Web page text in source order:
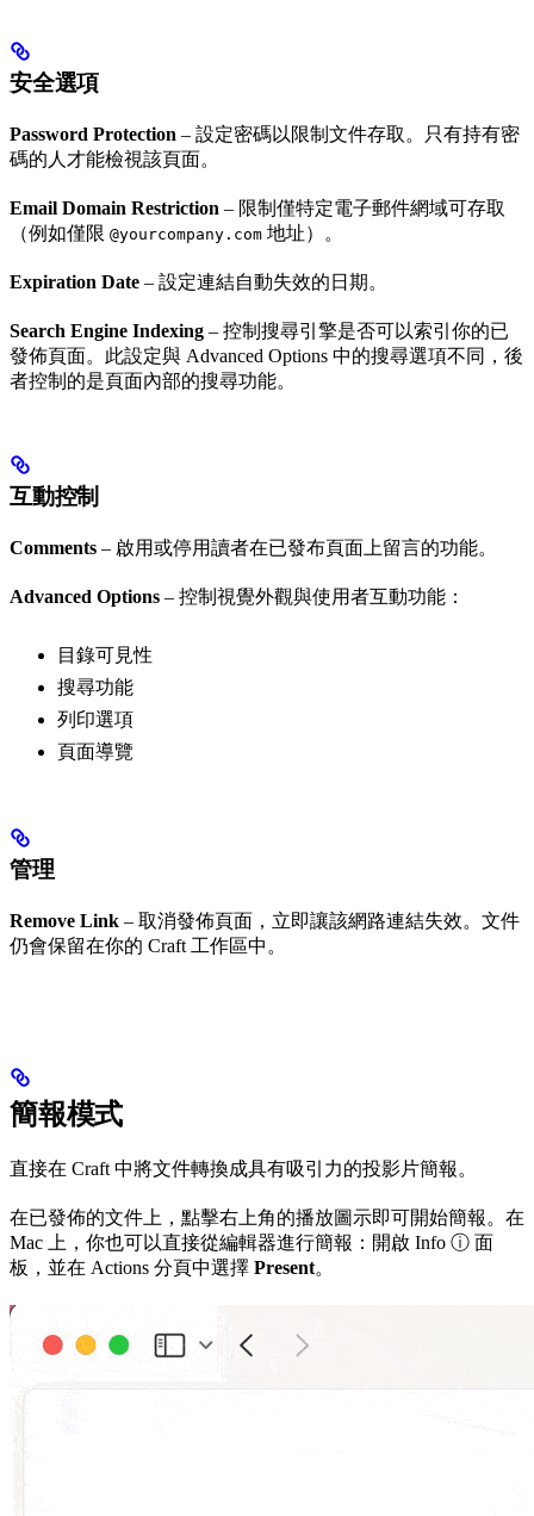
安全選項
Password Protection – 設定密碼以限制文件存取。只有持有密
碼的人才能檢視該頁面。
Email Domain Restriction – 限制僅特定電子郵件網域可存取
（例如僅限 @yourcompany.com 地址）。
Expiration Date – 設定連結自動失效的日期。
Search Engine Indexing – 控制搜尋引擎是否可以索引你的已
發佈頁面。此設定與 Advanced Options 中的搜尋選項不同，後
者控制的是頁面內部的搜尋功能。
互動控制
Comments – 啟用或停用讀者在已發布頁面上留言的功能。
Advanced Options – 控制視覺外觀與使用者互動功能：
目錄可見性
搜尋功能
列印選項
頁面導覽
管理
Remove Link – 取消發佈頁面，立即讓該網路連結失效。文件
仍會保留在你的 Craft 工作區中。
簡報模式
直接在 Craft 中將文件轉換成具有吸引力的投影片簡報。
在已發佈的文件上，點擊右上角的播放圖示即可開始簡報。在
Mac 上，你也可以直接從編輯器進行簡報：開啟 Info ⓘ 面
板，並在 Actions 分頁中選擇 Present。